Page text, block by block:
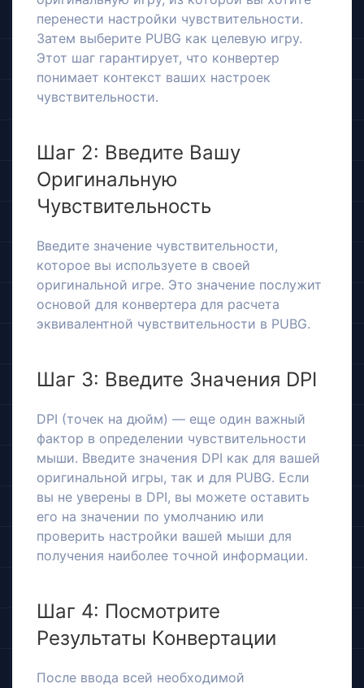
перенести настройки чувствительности.
Затем выберите PUBG как целевую игру.
Этот шаг гарантирует, что конвертер
понимает контекст ваших настроек
чувствительности.
Шаг 2: Введите Вашу
Оригинальную
Чувствительность
Введите значение чувствительности,
которое вы используете в своей
оригинальной игре. Это значение послужит
основой для конвертера для расчета
эквивалентной чувствительности в PUBG.
Шаг 3: Введите Значения DPI
DPI (точек на дюйм) — еще один важный
фактор в определении чувствительности
мыши. Введите значения DPI как для вашей
оригинальной игры, так и для PUBG. Если
вы не уверены в DPI, вы можете оставить
его на значении по умолчанию или
проверить настройки вашей мыши для
получения наиболее точной информации.
Шаг 4: Посмотрите
Результаты Конвертации
После ввода всей необходимой